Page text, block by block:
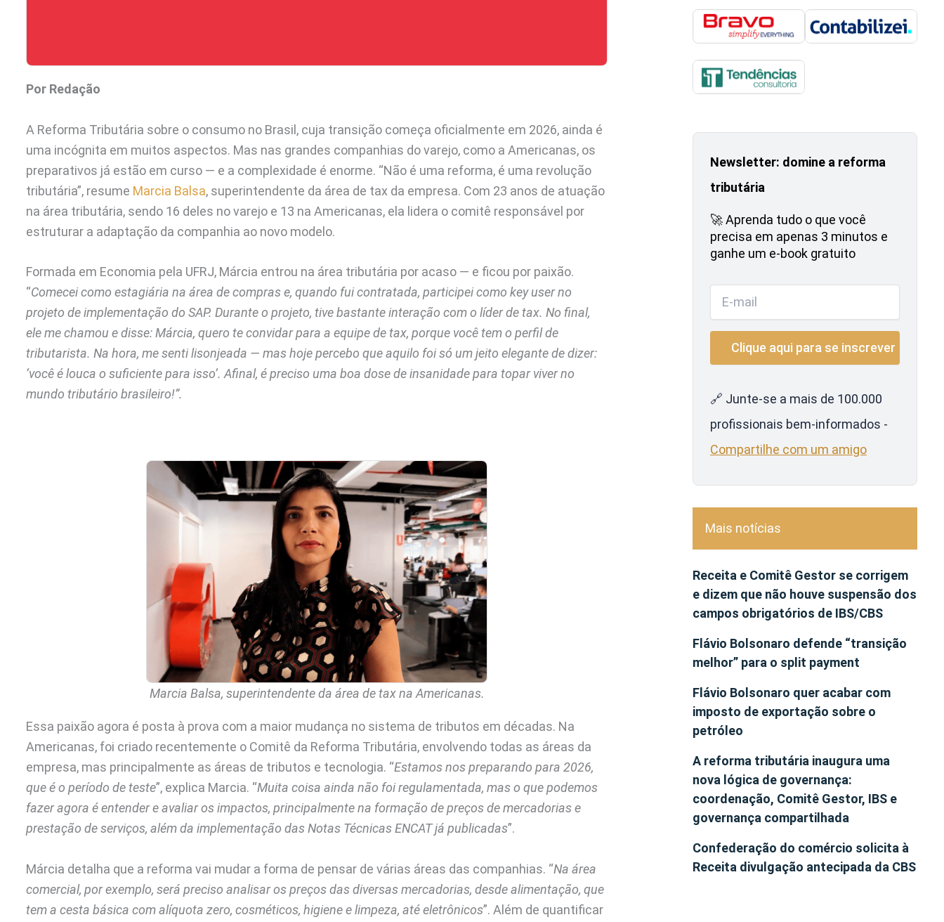
Por Redação
A Reforma Tributária sobre o consumo no Brasil, cuja transição começa oficialmente em 2026, ainda é
uma incógnita em muitos aspectos. Mas nas grandes companhias do varejo, como a Americanas, os
preparativos já estão em curso — e a complexidade é enorme. “Não é uma reforma, é uma revolução
tributária”, resume Marcia Balsa, superintendente da área de tax da empresa. Com 23 anos de atuação
na área tributária, sendo 16 deles no varejo e 13 na Americanas, ela lidera o comitê responsável por
estruturar a adaptação da companhia ao novo modelo.
Formada em Economia pela UFRJ, Márcia entrou na área tributária por acaso — e ficou por paixão.
“Comecei como estagiária na área de compras e, quando fui contratada, participei como key user no
projeto de implementação do SAP. Durante o projeto, tive bastante interação com o líder de tax. No final,
ele me chamou e disse: Márcia, quero te convidar para a equipe de tax, porque você tem o perfil de
tributarista. Na hora, me senti lisonjeada — mas hoje percebo que aquilo foi só um jeito elegante de dizer:
‘você é louca o suficiente para isso’. Afinal, é preciso uma boa dose de insanidade para topar viver no
mundo tributário brasileiro!”.
Marcia Balsa, superintendente da área de tax na Americanas.
Essa paixão agora é posta à prova com a maior mudança no sistema de tributos em décadas. Na
Americanas, foi criado recentemente o Comitê da Reforma Tributária, envolvendo todas as áreas da
empresa, mas principalmente as áreas de tributos e tecnologia. “Estamos nos preparando para 2026,
que é o período de teste”, explica Marcia. “Muita coisa ainda não foi regulamentada, mas o que podemos
fazer agora é entender e avaliar os impactos, principalmente na formação de preços de mercadorias e
prestação de serviços, além da implementação das Notas Técnicas ENCAT já publicadas”.
Márcia detalha que a reforma vai mudar a forma de pensar de várias áreas das companhias. “Na área
comercial, por exemplo, será preciso analisar os preços das diversas mercadorias, desde alimentação, que
tem a cesta básica com alíquota zero, cosméticos, higiene e limpeza, até eletrônicos”. Além de quantificar
Newsletter: domine a reforma
tributária
🚀 Aprenda tudo o que você
precisa em apenas 3 minutos e
ganhe um e-book gratuito
🔗 Junte-se a mais de 100.000
profissionais bem-informados -
Compartilhe com um amigo
Mais notícias
Receita e Comitê Gestor se corrigem
e dizem que não houve suspensão dos
campos obrigatórios de IBS/CBS
Flávio Bolsonaro defende “transição
melhor” para o split payment
Flávio Bolsonaro quer acabar com
imposto de exportação sobre o
petróleo
A reforma tributária inaugura uma
nova lógica de governança:
coordenação, Comitê Gestor, IBS e
governança compartilhada
Confederação do comércio solicita à
Receita divulgação antecipada da CBS